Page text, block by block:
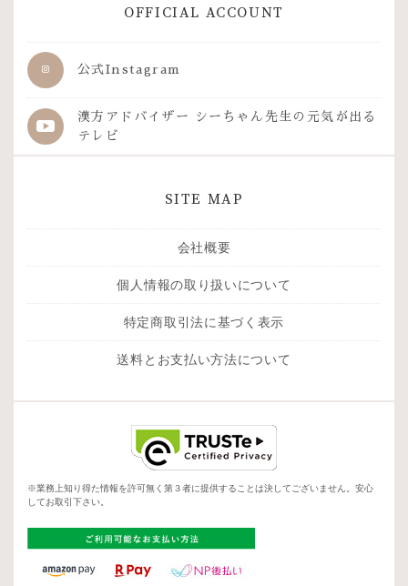
OFFICIAL ACCOUNT
公式Instagram
漢方アドバイザー シーちゃん先生の 元気が出る
テレビ
SITE MAP
会社概要
個人情報の取り扱いについて
特定商取引法に基づく表示
送料とお支払い方法について
※業務上知り得た情報を許可無く第３者に提供することは決してございません。安心
してお取引下さい。